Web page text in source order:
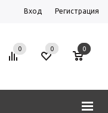
Вход Регистрация
0 0 0